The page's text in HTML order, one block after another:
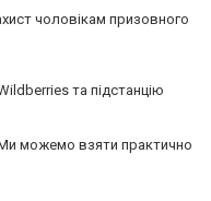
чоловікам призовного
та підстанцію
можемо взяти практично